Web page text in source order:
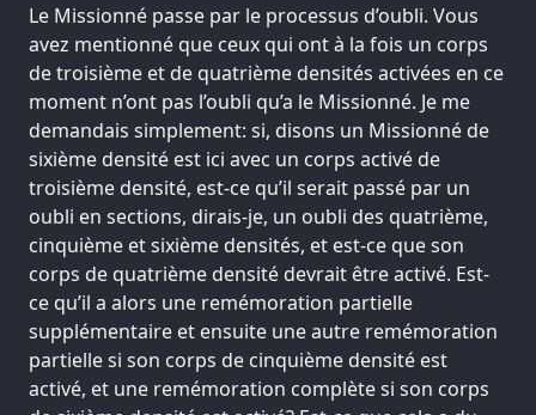
Le Missionné passe par le processus d’oubli. Vous
avez mentionné que ceux qui ont à la fois un corps
de troisième et de quatrième densités activées en ce
moment n’ont pas l’oubli qu’a le Missionné. Je me
demandais simplement: si, disons un Missionné de
sixième densité est ici avec un corps activé de
troisième densité, est-ce qu’il serait passé par un
oubli en sections, dirais-je, un oubli des quatrième,
cinquième et sixième densités, et est-ce que son
corps de quatrième densité devrait être activé. Est-
ce qu’il a alors une remémoration partielle
supplémentaire et ensuite une autre remémoration
partielle si son corps de cinquième densité est
activé, et une remémoration complète si son corps